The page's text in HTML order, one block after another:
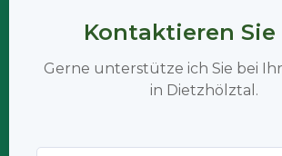
Kontaktieren Sie
Gerne unterstütze ich Sie bei
in Dietzhölztal.